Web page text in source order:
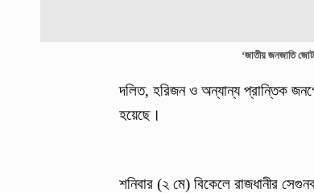
‘জাতীয় জনজাতি
দলিত, হরিজন ও অন্যান্য প্রান্তিক
হয়েছে।
শনিবার (২ মে) বিকেলে রাজধানীর